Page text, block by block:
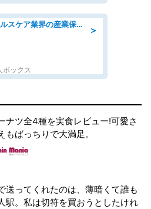
＞
「土日祝休み」ヘルスケア業界の産業保健師/高時給/未経験OK/要資格:保健師、正看護師
ボックス
ナツ全4種を実食レビュー!可愛さ
もばっちりで大満足。
送ってくれたのは、薄暗くて誰も
駅。私は切符を買おうとしたけれ